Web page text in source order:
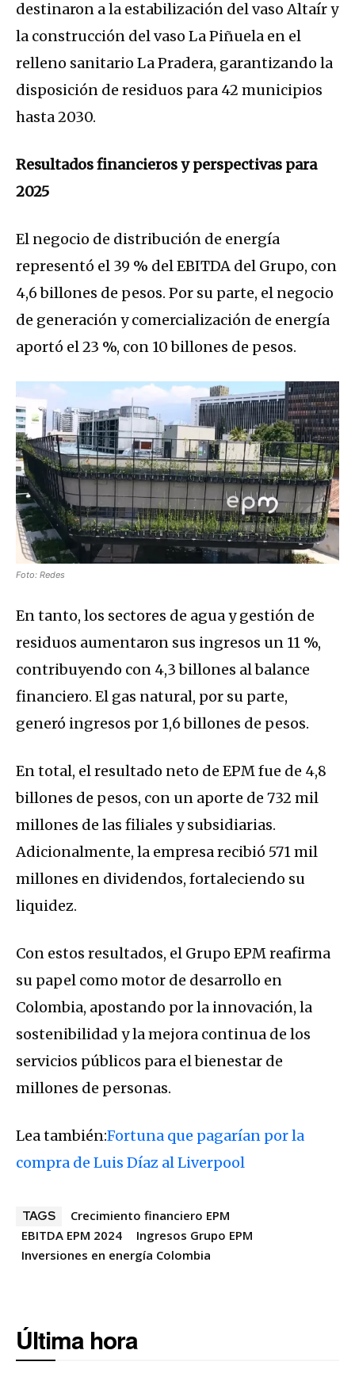
destinaron a la estabilización del vaso Altaír y
la construcción del vaso La Piñuela en el
relleno sanitario La Pradera, garantizando la
disposición de residuos para 42 municipios
hasta 2030.
Resultados financieros y perspectivas para
2025
El negocio de distribución de energía
representó el 39 % del EBITDA del Grupo, con
4,6 billones de pesos. Por su parte, el negocio
de generación y comercialización de energía
aportó el 23 %, con 10 billones de pesos.
Foto: Redes
En tanto, los sectores de agua y gestión de
residuos aumentaron sus ingresos un 11 %,
contribuyendo con 4,3 billones al balance
financiero. El gas natural, por su parte,
generó ingresos por 1,6 billones de pesos.
En total, el resultado neto de EPM fue de 4,8
billones de pesos, con un aporte de 732 mil
millones de las filiales y subsidiarias.
Adicionalmente, la empresa recibió 571 mil
millones en dividendos, fortaleciendo su
liquidez.
Con estos resultados, el Grupo EPM reafirma
su papel como motor de desarrollo en
Colombia, apostando por la innovación, la
sostenibilidad y la mejora continua de los
servicios públicos para el bienestar de
millones de personas.
Lea también:Fortuna que pagarían por la
compra de Luis Díaz al Liverpool
TAGS
Crecimiento financiero EPM
EBITDA EPM 2024
Ingresos Grupo EPM
Inversiones en energía Colombia
Última hora